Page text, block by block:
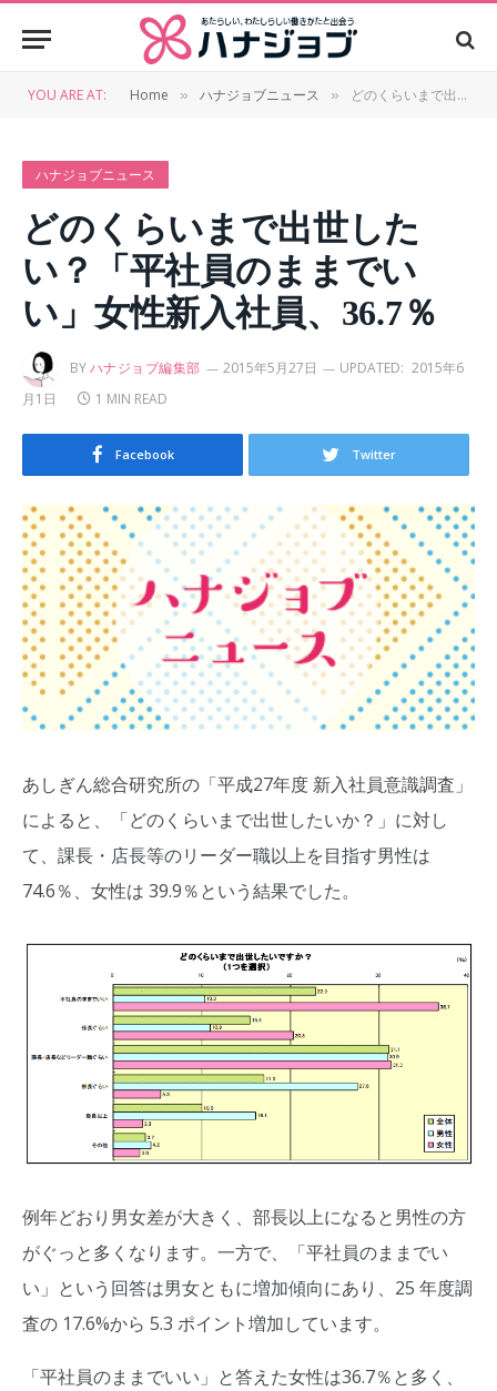
YOU ARE AT: Home » ハナジョブニュース » どのくらいまで出世したい？「平社員のままでいい」女性新入社員、36.7％
ハナジョブニュース
どのくらいまで出世した
い？「平社員のままでい
い」女性新入社員、36.7％
BYハナジョブ編集部 2015年5月27日 UPDATED: 2015年6
月1日
1 MIN READ
Facebook Twitter
あしぎん総合研究所の「平成27年度 新入社員意識調査」
によると、「どのくらいまで出世したいか？」に対し
て、課長・店長等のリーダー職以上を目指す男性は
74.6％、女性は 39.9％という結果でした。
例年どおり男女差が大きく、部長以上になると男性の方
がぐっと多くなります。一方で、「平社員のままでい
い」という回答は男女ともに増加傾向にあり、25 年度調
査の 17.6%から 5.3 ポイント増加しています。
「平社員のままでいい」と答えた女性は36.7％と多く、